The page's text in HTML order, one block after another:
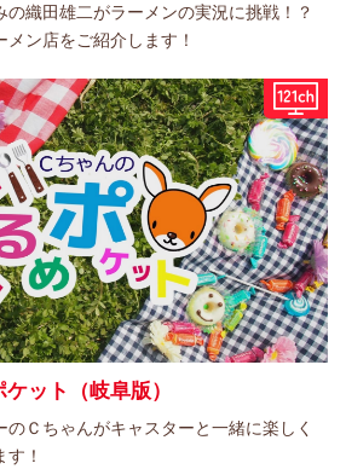
の織田雄二がラーメンの実況に挑戦！？
ン店をご紹介します！
ット（岐阜版）
のＣちゃんがキャスターと一緒に楽しく
！